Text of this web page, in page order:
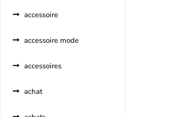
accessoire
accessoire mode
accessoires
achat